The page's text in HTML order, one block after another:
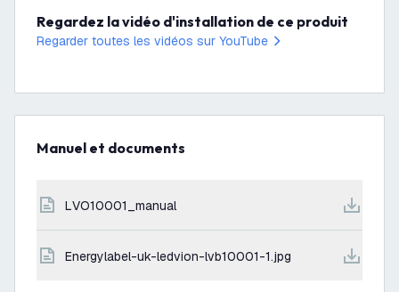
Regardez la vidéo d'installation de ce produit
Regarder toutes les vidéos sur YouTube
Manuel et documents
LVO10001_manual
energylabel-uk-ledvion-lvb10001-1.jpg